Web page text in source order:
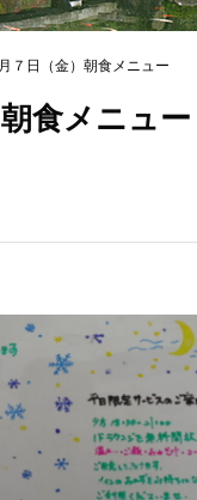
７日（金）朝食メニュー
食メニュー